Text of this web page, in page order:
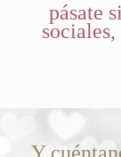
pásate
Y